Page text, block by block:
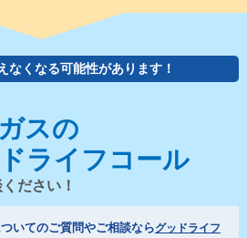
なくなる可能性があります！
スの
ライフコール
ださい！
いてのご質問やご相談ならグッドライフ